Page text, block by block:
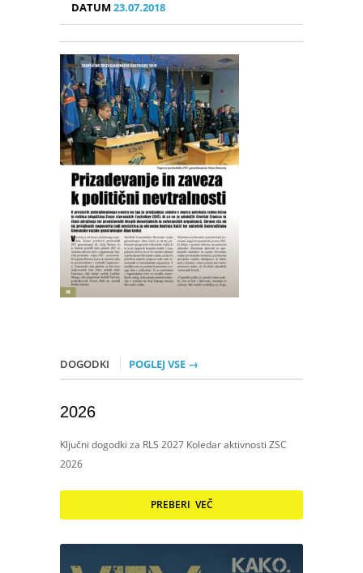
DATUM23.07.2018
DOGODKI POGLEJ VSE →
2026
Ključni dogodki za RLS 2027 Koledar aktivnosti ZSC
2026
PREBERI VEČ